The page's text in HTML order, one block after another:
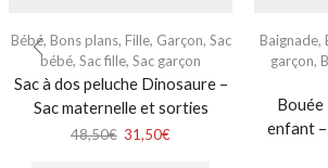
Bébé, Bons plans, Fille, Garçon, Sac
bébé, Sac fille, Sac garçon
Sac à dos peluche Dinosaure –
Sac maternelle et sorties
48,50€ 31,50€
Baignade,
garçon,
Bouée
enfant